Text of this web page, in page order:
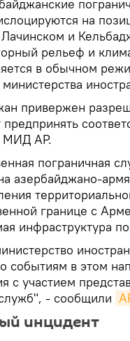
на
и
рельеф и
в обычном
привержен
предпринять
МИД АР.
пограничная
азербайджано-
границе с
инфраструктура
событиям в этом
с участием
- сообщили
инцидент